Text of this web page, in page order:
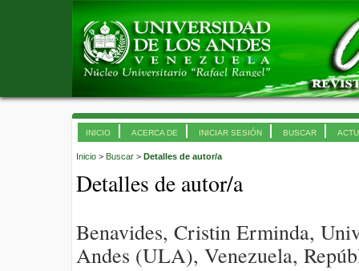
INICIO ACERCA DE INICIAR SESIÓN BUSCAR
Inicio > Buscar > Detalles de autor/a
Detalles de autor/a
Benavides, Cristin Erminda,
Andes (ULA), Venezuela,